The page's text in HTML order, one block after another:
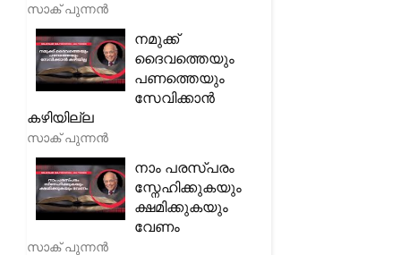
സാക് പുന്നൻ
നമുക്ക്
ദൈവത്തെയും
പണത്തെയും
സേവിക്കാൻ
കഴിയില്ല
സാക് പുന്നൻ
നാം പരസ്പരം
സ്നേഹിക്കുകയും
ക്ഷമിക്കുകയും
വേണം
സാക് പുന്നൻ